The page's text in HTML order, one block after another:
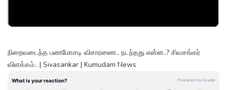
நிறைவடைந்த பணமோசடி விசாரணை.. நடந்தது என்ன..? சிவசங்கர்
விளக்கம்.. | Sivasankar | Kumudam News